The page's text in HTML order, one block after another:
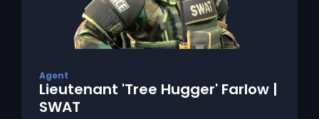
Agent
Lieutenant 'Tree Hugger' Farlow |
SWAT